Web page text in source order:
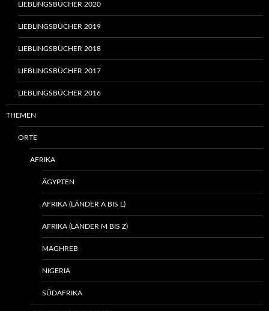
LIEBLINGSBÜCHER 2020
LIEBLINGSBÜCHER 2019
LIEBLINGSBÜCHER 2018
LIEBLINGSBÜCHER 2017
LIEBLINGSBÜCHER 2016
THEMEN
ORTE
AFRIKA
ÄGYPTEN
AFRIKA (LÄNDER A BIS L)
AFRIKA (LÄNDER M BIS Z)
MAGHREB
NIGERIA
SÜDAFRIKA